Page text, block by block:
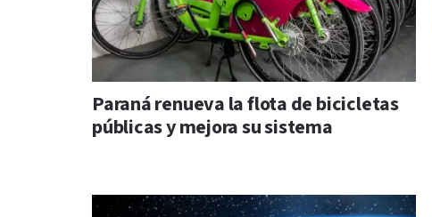
Paraná renueva la flota de bicicletas
públicas y mejora su sistema